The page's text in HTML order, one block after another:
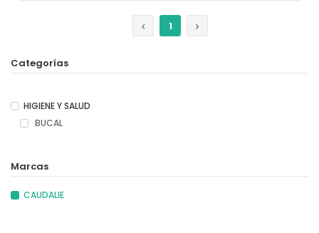
1
Categorías
HIGIENE Y SALUD
BUCAL
Marcas
CAUDALIE